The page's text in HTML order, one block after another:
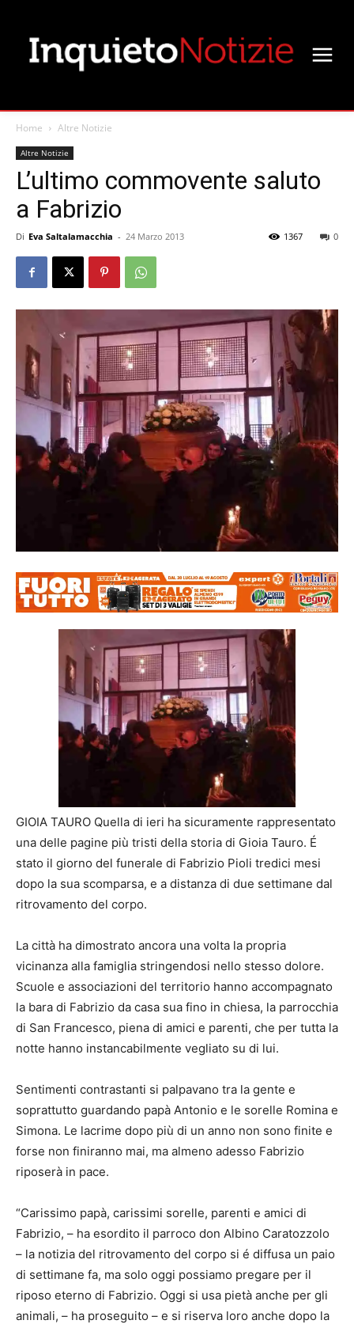
Home Altre Notizie
Altre Notizie
L’ultimo commovente saluto
a Fabrizio
Di Eva Saltalamacchia - 24 Marzo 2013 0
1367
GIOIA TAURO Quella di ieri ha sicuramente rappresentato
una delle pagine più tristi della storia di Gioia Tauro. É
stato il giorno del funerale di Fabrizio Pioli tredici mesi
dopo la sua scomparsa, e a distanza di due settimane dal
ritrovamento del corpo.
La città ha dimostrato ancora una volta la propria
vicinanza alla famiglia stringendosi nello stesso dolore.
Scuole e associazioni del territorio hanno accompagnato
la bara di Fabrizio da casa sua fino in chiesa, la parrocchia
di San Francesco, piena di amici e parenti, che per tutta la
notte hanno instancabilmente vegliato su di lui.
Sentimenti contrastanti si palpavano tra la gente e
soprattutto guardando papà Antonio e le sorelle Romina e
Simona. Le lacrime dopo più di un anno non sono finite e
forse non finiranno mai, ma almeno adesso Fabrizio
riposerà in pace.
“Carissimo papà, carissimi sorelle, parenti e amici di
Fabrizio, – ha esordito il parroco don Albino Caratozzolo
– la notizia del ritrovamento del corpo si é diffusa un paio
di settimane fa, ma solo oggi possiamo pregare per il
riposo eterno di Fabrizio. Oggi si usa pietà anche per gli
animali, – ha proseguito – e si riserva loro anche dopo la